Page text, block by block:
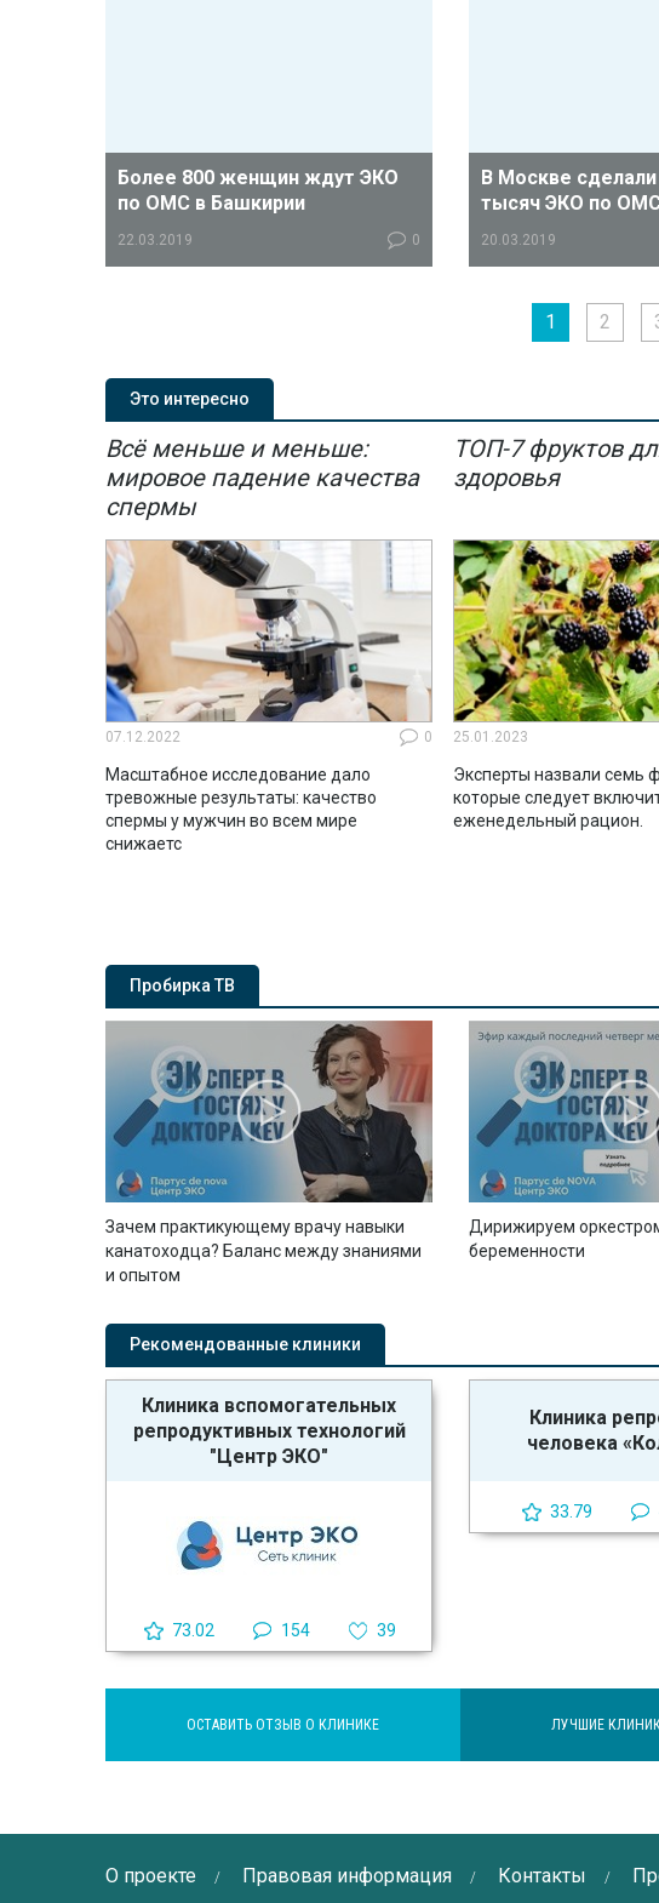
Более 800 женщин ждут ЭКО
по ОМС в Башкирии
22.03.2019 0
В Москве
тысяч ЭКО по
20.03.2019
2018 году выросло
раза по сравнению с
1 2
Это интересно
Всё меньше и меньше:
мировое падение качества
спермы
07.12.2022 0
Масштабное исследование дало
тревожные результаты: качество
спермы у мужчин во всем мире
снижаетс
ТОП-7 фруктов
здоровья
25.01.2023
Эксперты назвали семь
которые следует
еженедельный рацион.
Пробирка ТВ
Зачем практикующему врачу навыки
канатоходца? Баланс между знаниями
и опытом
Дирижируем
беременности
Рекомендованные клиники
Клиника вспомогательных
репродуктивных технологий
"Центр ЭКО"
73.02 154 39
Клиника
человека
33.79
ОСТАВИТЬ ОТЗЫВ О КЛИНИКЕ ЛУЧШИЕ
О проекте Правовая информация Контакты